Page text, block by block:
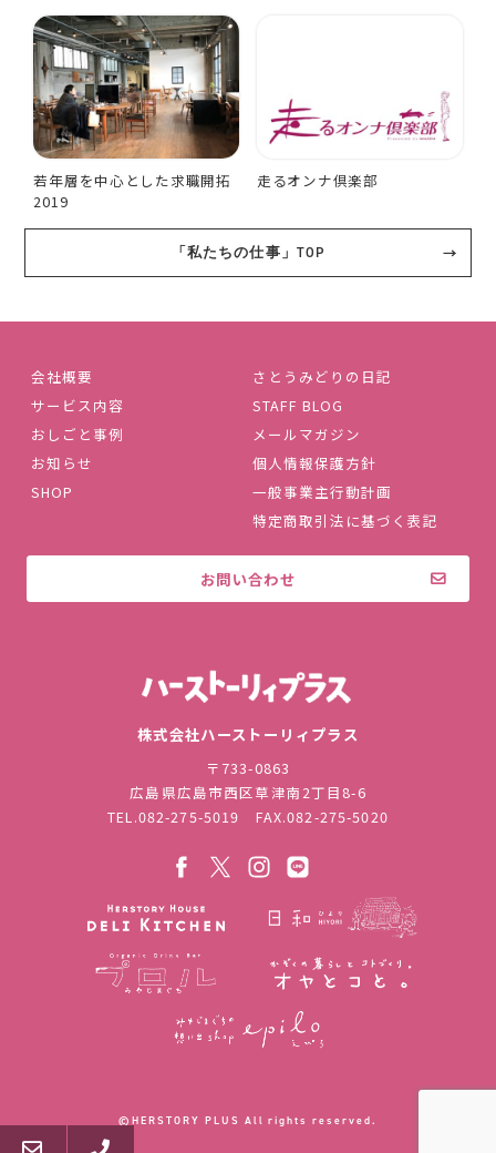
若年層を中心とした求職開拓
2019
走るオンナ倶楽部
「私たちの仕事」TOP
会社概要
サービス内容
おしごと事例
お知らせ
SHOP
さとうみどりの日記
STAFF BLOG
メールマガジン
個人情報保護方針
一般事業主行動計画
特定商取引法に基づく表記
お問い合わせ
株式会社ハーストーリィプラス
〒733-0863
広島県広島市西区草津南2丁目8-6
TEL.082-275-5019 FAX.082-275-5020
©︎HERSTORY PLUS All rights reserved.